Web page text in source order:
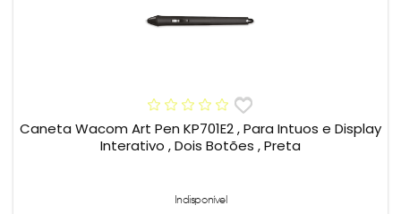
Caneta Wacom Art Pen KP701E2 , Para Intuos e Display
Interativo , Dois Botões , Preta
Indisponível